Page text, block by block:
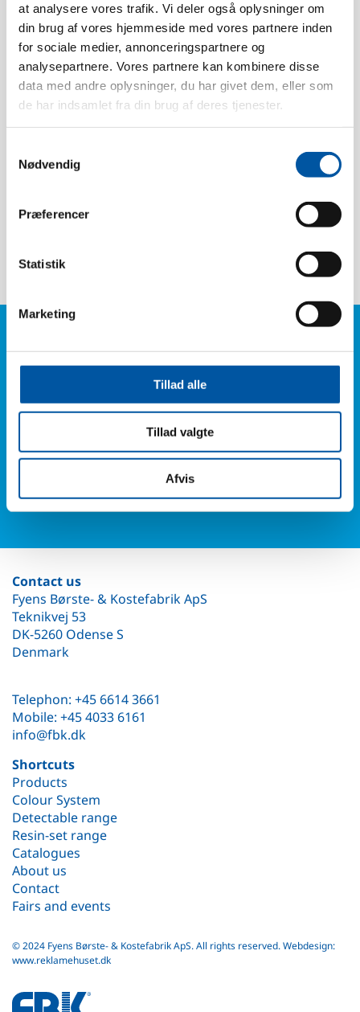
at analysere vores trafik. Vi deler også oplysninger om
din brug af vores hjemmeside med vores partnere inden
for sociale medier, annonceringspartnere og
analysepartnere. Vores partnere kan kombinere disse
data med andre oplysninger, du har givet dem, eller som
de har indsamlet fra din brug af deres tjenester.
Nødvendig
Præferencer
Statistik
Marketing
Tillad alle
Tillad valgte
Afvis
Heat tolerance:
134 °C
Pack size:
6 Pcs.
Weight:
0.41
Box dimension:
35 x 30 x 13
EAN pcs.:
5704161508126
Tariff Number:
Hardness:
Do you have any
questions?Phone: +45
6614 3661
Or fill in our contact form and you will hear from us.
Contact us
Fyens Børste- & Kostefabrik ApS
Teknikvej 53
DK-5260 Odense S
Denmark
Telephon: +45 6614 3661
Mobile: +45 4033 6161
info@fbk.dk
Shortcuts
Products
Colour System
Detectable range
Resin-set range
Catalogues
About us
Contact
Fairs and events
© 2024 Fyens Børste- & Kostefabrik ApS. All rights reserved.Webdesign:
www.reklamehuset.dk
fbk